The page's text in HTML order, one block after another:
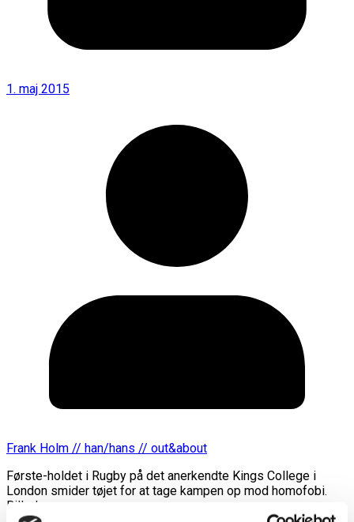
1. maj 2015
Frank Holm // han/hans // out&about
Første-holdet i Rugby på det anerkendte Kings College i
London smider tøjet for at tage kampen op mod homofobi.
Billederne